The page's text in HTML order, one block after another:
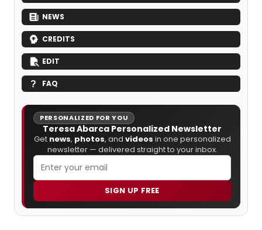
NEWS
CREDITS
EDIT
FAQ
PERSONALIZED FOR YOU
Teresa Abarca Personalized Newsletter
Get news, photos, and videos in one personalized
newsletter — delivered straight to your inbox.
SIGN UP FREE